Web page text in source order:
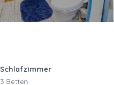
Schlafzimmer
3 Betten